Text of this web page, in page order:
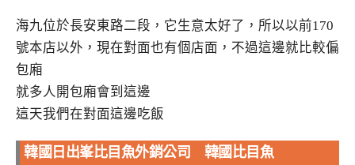
海九位於長安東路二段，它生意太好了，所以以前170
號本店以外，現在對面也有個店面，不過這邊就比較偏
包廂
就多人開包廂會到這邊
這天我們在對面這邊吃飯
韓國日出峯比目魚外銷公司 韓國比目魚